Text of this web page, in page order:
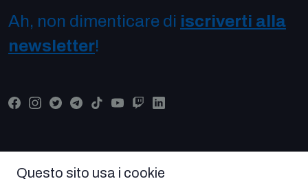
Ah, non dimenticare di iscriverti alla
newsletter!
Questo sito usa i cookie